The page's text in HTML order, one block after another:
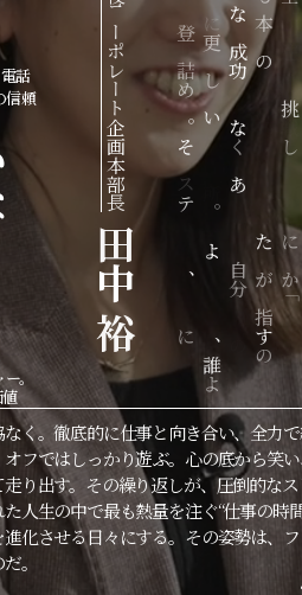
話
信頼
。
力
し
先
に
し
か
「
本
“
本
当
の
達
た
が
目
指
す
の
な
る
成
功
で
は
な
く
あ
自
分
に
更
し
て
い
け
る
。
よ
、
誰
よ
登
り
詰
め
ろ
。
そ
の
ス
テ
、
に
コ
ー
ポ
レ
ー
ト
企
画
本
部
長
田
中
裕
く。徹底的に仕事と向き合い、全力
フではしっかり遊ぶ。心の底から笑
り出す。その繰り返しが、圧倒的な
人生の中で最も熱量を注ぐ“仕事の時間
化させる日々にする。その姿勢は、フ
。